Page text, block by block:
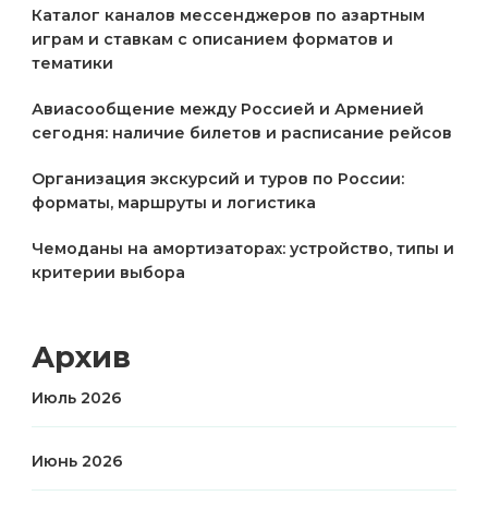
Каталог каналов мессенджеров по азартным
играм и ставкам с описанием форматов и
тематики
Авиасообщение между Россией и Арменией
сегодня: наличие билетов и расписание рейсов
Организация экскурсий и туров по России:
форматы, маршруты и логистика
Чемоданы на амортизаторах: устройство, типы и
критерии выбора
Архив
Июль 2026
Июнь 2026